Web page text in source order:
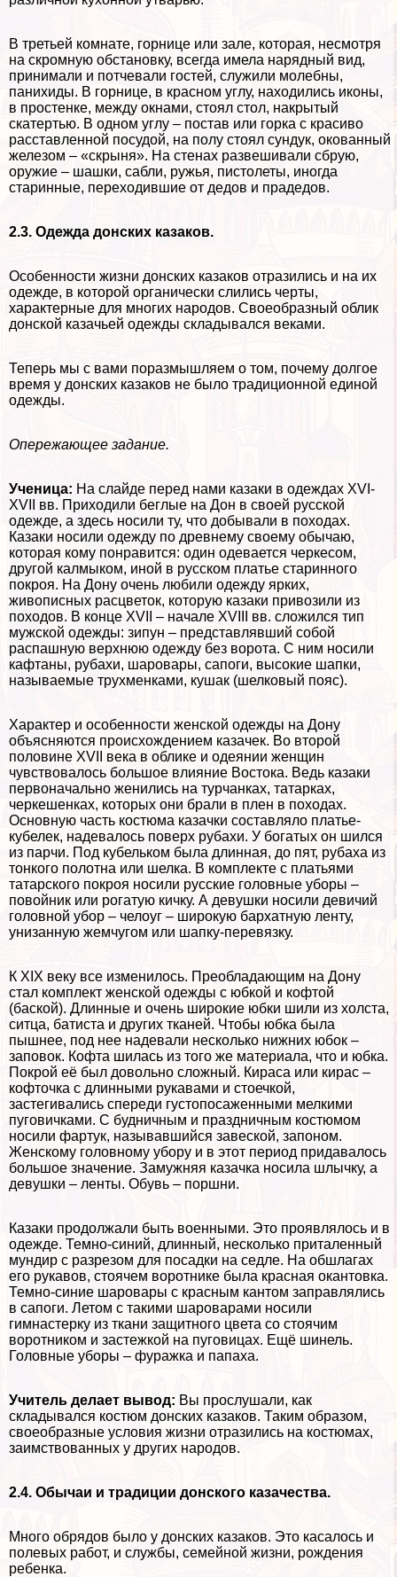
В третьей комнате, горнице или зале, которая, несмотря
на скромную обстановку, всегда имела нарядный вид,
принимали и потчевали гостей, служили молебны,
панихиды. В горнице, в красном углу, находились иконы,
в простенке, между окнами, стоял стол, накрытый
скатертью. В одном углу – постав или горка с красиво
расставленной посудой, на полу стоял сундук, окованный
железом – «скрыня». На стенах развешивали сбрую,
оружие – шашки, сабли, ружья, пистолеты, иногда
старинные, переходившие от дедов и прадедов.
2.3. Одежда донских казаков.
Особенности жизни донских казаков отразились и на их
одежде, в которой органически слились черты,
хаpaктерные для многих народов. Своеобразный облик
донской казачьей одежды складывался веками.
Теперь мы с вами поразмышляем о том, почему долгое
время у донских казаков не было традиционной единой
одежды.
Опережающее задание.
Ученица: На слайде перед нами казаки в одеждах XVI-
XVII вв. Приходили беглые на Дон в своей русской
одежде, а здесь носили ту, что добывали в походах.
Казаки носили одежду по древнему своему обычаю,
которая кому понравится: один одевается черкесом,
другой калмыком, иной в русском платье старинного
покроя. На Дону очень любили одежду ярких,
живописных расцветок, которую казаки привозили из
походов. В конце XVII – начале XVIII вв. сложился тип
мужской одежды: зипун – представлявший собой
распашную верхнюю одежду без ворота. С ним носили
кафтаны, рубахи, шаровары, сапоги, высокие шапки,
называемые трухменками, кушак (шелковый пояс).
Хаpaктер и особенности женской одежды на Дону
объясняются происхождением казачек. Во второй
половине XVII века в облике и одеянии женщин
чувствовалось большое влияние Востока. Ведь казаки
первоначально женились на турчанках, татарках,
черкешенках, которых они брали в плен в походах.
Основную часть костюма казачки составляло платье-
кубелек, надевалось поверх рубахи. У богатых он шился
из парчи. Под кубельком была длинная, до пят, рубаха из
тонкого полотна или шелка. В комплекте с платьями
татарского покроя носили русские головные уборы –
повойник или рогатую кичку. А дeвyшки носили девичий
головной убор – челоуг – широкую бархатную ленту,
унизанную жемчугом или шапку-перевязку.
К XIX веку все изменилось. Преобладающим на Дону
стал комплект женской одежды с юбкой и кофтой
(баской). Длинные и очень широкие юбки шили из холста,
ситца, батиста и других тканей. Чтобы юбка была
пышнее, под нее надевали несколько нижних юбок –
заповок. Кофта шилась из того же материала, что и юбка.
Покрой её был довольно сложный. Кираса или кирас –
кофточка с длинными рукавами и стоечкой,
застегивались спереди густопосаженными мелкими
пуговичками. С будничным и праздничным костюмом
носили фартук, называвшийся завеской, запоном.
Женскому головному убору и в этот период придавалось
большое значение. Замужняя казачка носила шлычку, а
дeвyшки – ленты. Обувь – поршни.
Казаки продолжали быть военными. Это проявлялось и в
одежде. Темно-синий, длинный, несколько приталенный
мундир с разрезом для посадки на седле. На обшлагах
его рукавов, стоячем воротнике была красная окантовка.
Темно-синие шаровары с красным кантом заправлялись
в сапоги. Летом с такими шароварами носили
гимнастерку из ткани защитного цвета со стоячим
воротником и застежкой на пуговицах. Ещё шинель.
Головные уборы – фуражка и папаха.
Учитель делает вывод: Вы прослушали, как
складывался костюм донских казаков. Таким образом,
своеобразные условия жизни отразились на костюмах,
заимствованных у других народов.
2.4. Обычаи и традиции донского казачества.
Много обрядов было у донских казаков. Это касалось и
полевых работ, и службы, семейной жизни, рождения
ребенка.